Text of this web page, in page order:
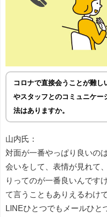
コロナで直接会うことが難し
やスタッフとのコミュニケー
法はありますか。
山内氏：
対面が一番やっぱり良いの
会いをして、表情が見れて
りってのが一番良いんです
て言うこともありえるわけ
LINEひとつでもメールひ